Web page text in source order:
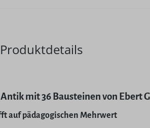
Produktdetails
mit 36 Bausteinen von Ebert
auf pädagogischen Mehrwert